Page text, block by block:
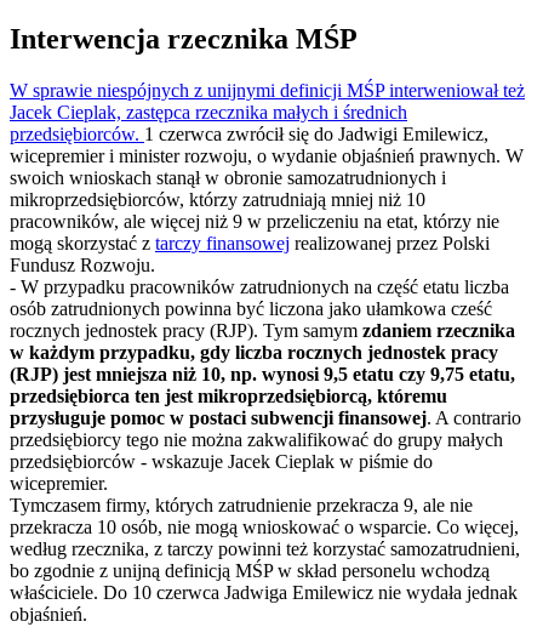
Interwencja rzecznika MŚP
W sprawie niespójnych z unijnymi definicji MŚP interweniował też
Jacek Cieplak, zastępca rzecznika małych i średnich
przedsiębiorców. 1 czerwca zwrócił się do Jadwigi Emilewicz,
wicepremier i minister rozwoju, o wydanie objaśnień prawnych. W
swoich wnioskach stanął w obronie samozatrudnionych i
mikroprzedsiębiorców, którzy zatrudniają mniej niż 10
pracowników, ale więcej niż 9 w przeliczeniu na etat, którzy nie
mogą skorzystać z tarczy finansowej realizowanej przez Polski
Fundusz Rozwoju.
- W przypadku pracowników zatrudnionych na część etatu liczba
osób zatrudnionych powinna być liczona jako ułamkowa cześć
rocznych jednostek pracy (RJP). Tym samym zdaniem rzecznika
w każdym przypadku, gdy liczba rocznych jednostek pracy
(RJP) jest mniejsza niż 10, np. wynosi 9,5 etatu czy 9,75 etatu,
przedsiębiorca ten jest mikroprzedsiębiorcą, któremu
przysługuje pomoc w postaci subwencji finansowej. A contrario
przedsiębiorcy tego nie można zakwalifikować do grupy małych
przedsiębiorców - wskazuje Jacek Cieplak w piśmie do
wicepremier.
Tymczasem firmy, których zatrudnienie przekracza 9, ale nie
przekracza 10 osób, nie mogą wnioskować o wsparcie. Co więcej,
według rzecznika, z tarczy powinni też korzystać samozatrudnieni,
bo zgodnie z unijną definicją MŚP w skład personelu wchodzą
właściciele. Do 10 czerwca Jadwiga Emilewicz nie wydała jednak
objaśnień.